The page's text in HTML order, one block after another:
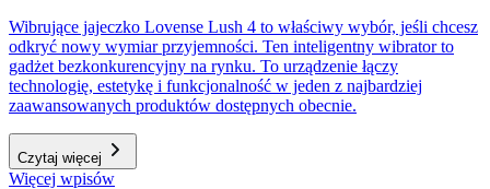
Wibrujące jajeczko Lovense Lush 4 to właściwy wybór, jeśli chcesz
odkryć nowy wymiar przyjemności. Ten inteligentny wibrator to
gadżet bezkonkurencyjny na rynku. To urządzenie łączy
technologię, estetykę i funkcjonalność w jeden z najbardziej
zaawansowanych produktów dostępnych obecnie.
Czytaj więcej
Więcej wpisów